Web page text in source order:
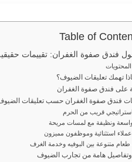
Table of
فندق صفوة الغفران: تقييمات
تهمك تعليقات الضيوف؟
على فندق صفوة الغفران
فندق صفوة الغفران حسب تعليقات
قريب من الحرم
ونظيفة مع لمسات مريحة
استثنائية وموظفون مميزون
متنوعة بين البوفيه وخدمة الغرف
هامة من تجارب الضيوف